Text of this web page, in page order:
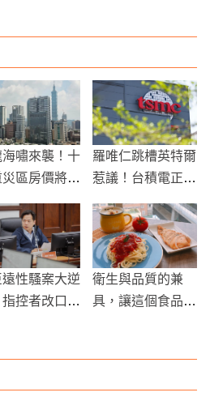
嘯來襲！十
災區房價將面
羅唯仁跳槽英特爾
惹議！台積電正式
程機密
遠性騷案大逆
控者改口
衛生與品質的兼
具，讓這個食品代